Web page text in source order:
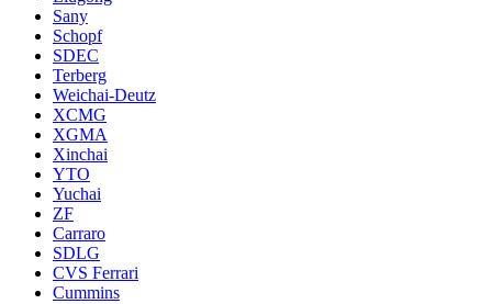
Sany
Schopf
SDEC
Terberg
Weichai-Deutz
XCMG
XGMA
Xinchai
YTO
Yuchai
ZF
Carraro
SDLG
CVS Ferrari
Cummins